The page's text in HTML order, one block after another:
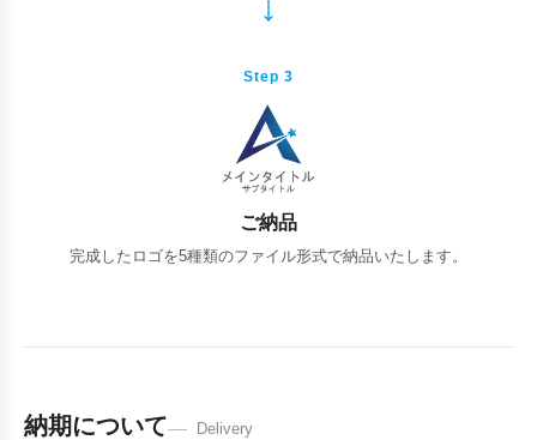
Step 3
ご納品
完成したロゴを5種類のファイル形式で納品いたします。
納期について Delivery